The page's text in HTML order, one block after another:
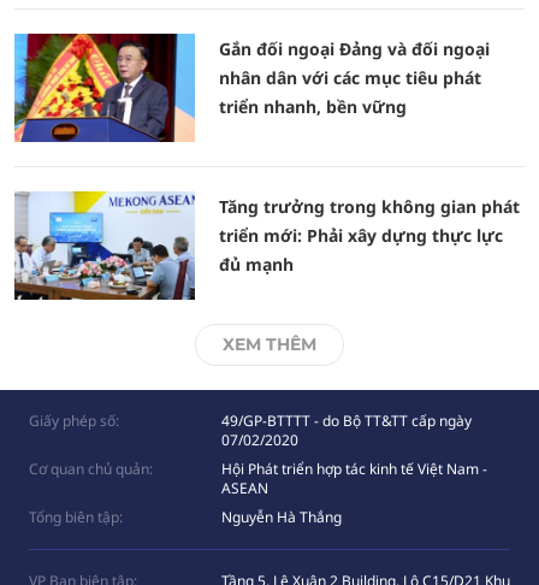
Gắn đối ngoại Đảng và đối ngoại
nhân dân với các mục tiêu phát
triển nhanh, bền vững
Tăng trưởng trong không gian phát
triển mới: Phải xây dựng thực lực
đủ mạnh
XEM THÊM
Giấy phép số:
49/GP-BTTTT - do Bộ TT&TT cấp ngày
07/02/2020
Cơ quan chủ quản:
Hội Phát triển hợp tác kinh tế Việt Nam -
ASEAN
Tổng biên tập:
Nguyễn Hà Thắng
VP Ban biên tập: Tầng 5, Lê Xuân 2 Building, Lô C15/D21 Khu